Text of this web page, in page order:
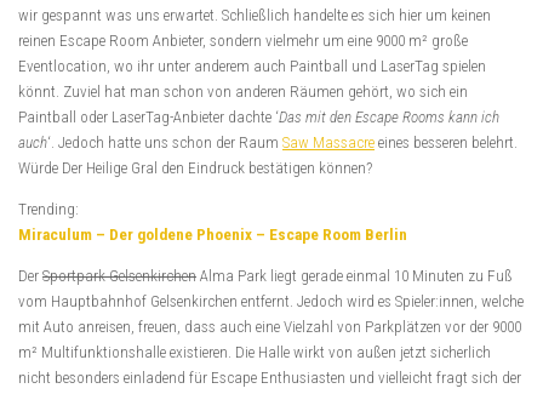
wir gespannt was uns erwartet. Schließlich handelte es sich hier um keinen
reinen Escape Room Anbieter, sondern vielmehr um eine 9000 m² große
Eventlocation, wo ihr unter anderem auch Paintball und LaserTag spielen
könnt. Zuviel hat man schon von anderen Räumen gehört, wo sich ein
Paintball oder LaserTag-Anbieter dachte ‘Das mit den Escape Rooms kann ich
auch‘. Jedoch hatte uns schon der Raum Saw Massacre eines besseren belehrt.
Würde Der Heilige Gral den Eindruck bestätigen können?
Trending:
Miraculum – Der goldene Phoenix – Escape Room Berlin
Der Sportpark Gelsenkirchen Alma Park liegt gerade einmal 10 Minuten zu Fuß
vom Hauptbahnhof Gelsenkirchen entfernt. Jedoch wird es Spieler:innen, welche
mit Auto anreisen, freuen, dass auch eine Vielzahl von Parkplätzen vor der 9000
m² Multifunktionshalle existieren. Die Halle wirkt von außen jetzt sicherlich
nicht besonders einladend für Escape Enthusiasten und vielleicht fragt sich der